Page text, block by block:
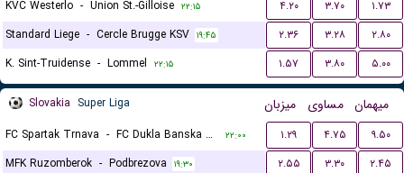
KVC Westerlo - Union St.-Gilloise ۲۲:۱۵ ۴.۲۰ ۳.۷۰
۱.۷۳
Standard Liege - Cercle Brugge KSV ۱۹:۴۵ ۲.۳۶ ۳.۲۸
۲.۸۰
K. Sint-Truidense - Lommel ۲۲:۱۵ ۱.۵۷ ۳.۸۰ ۵.۰۰
Slovakia Super Liga میزبان مساوی میهمان
FC Spartak Trnava - FC Dukla Banska Bystrica ۲۲:۰۰ ۱.۲۹ ۴.۷۵
۹.۵۰
MFK Ruzomberok - Podbrezova ۱۹:۳۰ ۲.۵۵ ۳.۳۰
۲.۴۵